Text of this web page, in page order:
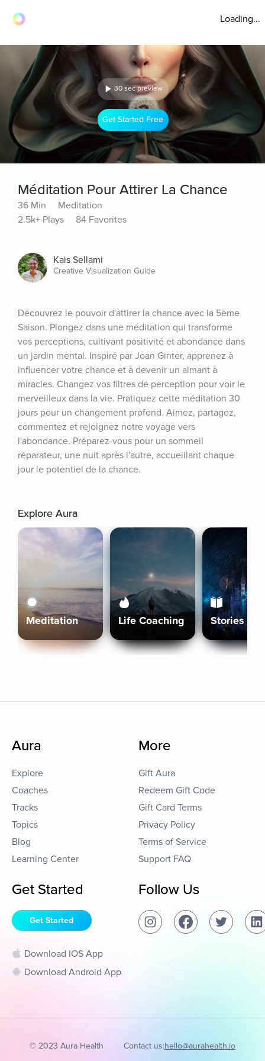
Loading...
30 sec preview
Get Started Free
Méditation Pour Attirer La Chance
36 Min
Meditation
2.5k+ Plays
84 Favorites
Kais Sellami
Creative Visualization Guide
Découvrez le pouvoir d'attirer la chance avec la 5ème
Saison. Plongez dans une méditation qui transforme
vos perceptions, cultivant positivité et abondance dans
un jardin mental. Inspiré par Joan Ginter, apprenez à
influencer votre chance et à devenir un aimant à
miracles. Changez vos filtres de perception pour voir le
merveilleux dans la vie. Pratiquez cette méditation 30
jours pour un changement profond. Aimez, partagez,
commentez et rejoignez notre voyage vers
l'abondance. Préparez-vous pour un sommeil
réparateur, une nuit après l'autre, accueillant chaque
jour le potentiel de la chance.
Explore Aura
Meditation Life Coaching Stories
Aura
Explore
Coaches
Tracks
Topics
Blog
Learning Center
More
Gift Aura
Redeem Gift Code
Gift Card Terms
Privacy Policy
Terms of Service
Support FAQ
Get Started
Get Started
Download IOS App
Download Android App
Follow Us
© 2023 Aura Health Contact us:hello@aurahealth.io